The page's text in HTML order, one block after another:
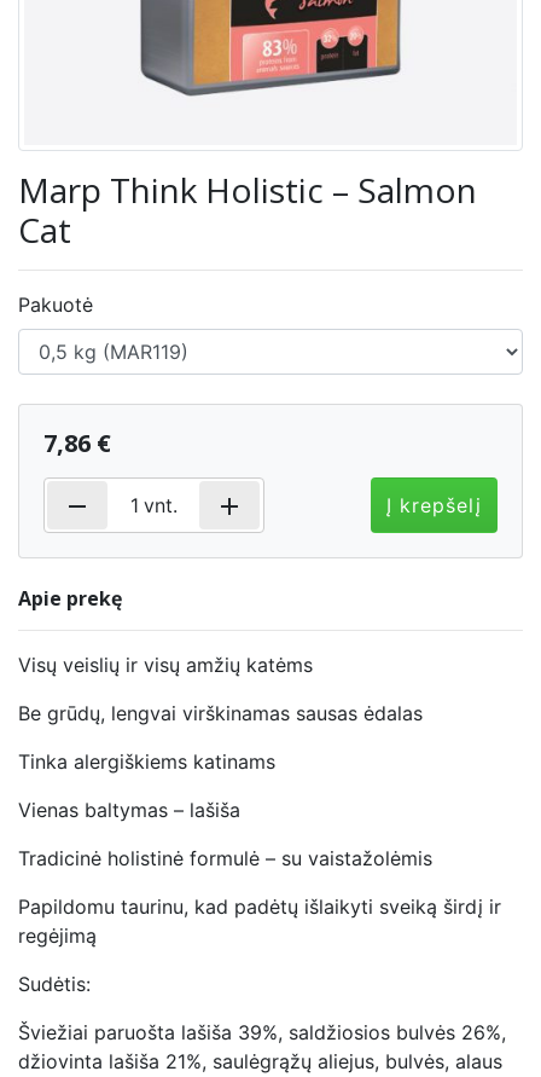
Marp Think Holistic – Salmon
Cat
Pakuotė
7,86 €
remove 1 vnt. add Į krepšelį
Apie prekę
Visų veislių ir visų amžių katėms
Be grūdų, lengvai virškinamas sausas ėdalas
Tinka alergiškiems katinams
Vienas baltymas – lašiša
Tradicinė holistinė formulė – su vaistažolėmis
Papildomu taurinu, kad padėtų išlaikyti sveiką širdį ir
regėjimą
Sudėtis:
Šviežiai paruošta lašiša 39%, saldžiosios bulvės 26%,
džiovinta lašiša 21%, saulėgrąžų aliejus, bulvės, alaus